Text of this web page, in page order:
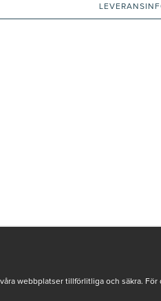
webbplatser tillförlitliga och säkra. För